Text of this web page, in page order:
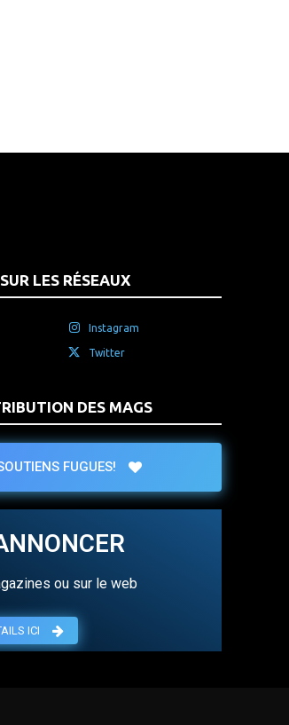
LES RÉSEAUX
Instagram
Twitter
DES MAGS
FUGUES!
ou sur le web
ICI